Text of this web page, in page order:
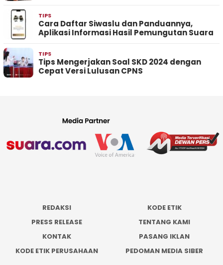
TIPS
Cara Daftar Siwaslu dan Panduannya,
Aplikasi Informasi Hasil Pemungutan Suara
TIPS
Tips Mengerjakan Soal SKD 2024 dengan
Cepat Versi Lulusan CPNS
REDAKSI
KODE ETIK
PRESS RELEASE
TENTANG KAMI
KONTAK
PASANG IKLAN
KODE ETIK PERUSAHAAN
PEDOMAN MEDIA SIBER